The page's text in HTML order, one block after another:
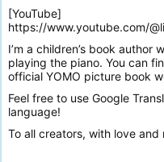
[YouTube]
https://www.youtube.com/
I’m a children’s book author
playing the piano. You can
official YOMO picture book
Feel free to use Google
language!
To all creators, with love and